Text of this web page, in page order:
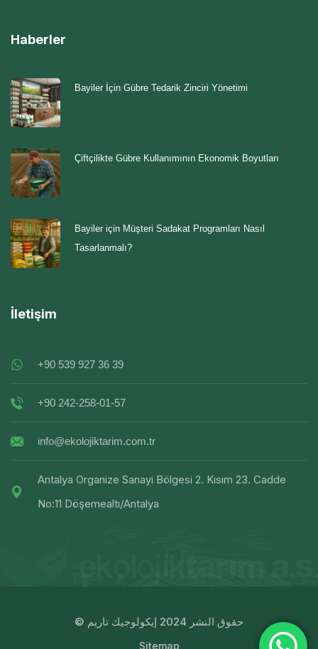
Haberler
Bayiler İçin Gübre Tedarik Zinciri Yönetimi
Çiftçilikte Gübre Kullanımının Ekonomik Boyutları
Bayiler için Müşteri Sadakat Programları Nasıl
Tasarlanmalı?
İletişim
+90 539 927 36 39
+90 242-258-01-57
info@ekolojiktarim.com.tr
Antalya Organize Sanayi Bölgesi 2. Kısım 23. Cadde
No:11 Döşemealtı/Antalya
© حقوق النشر 2024 إيكولوجيك تاريم
Sitemap